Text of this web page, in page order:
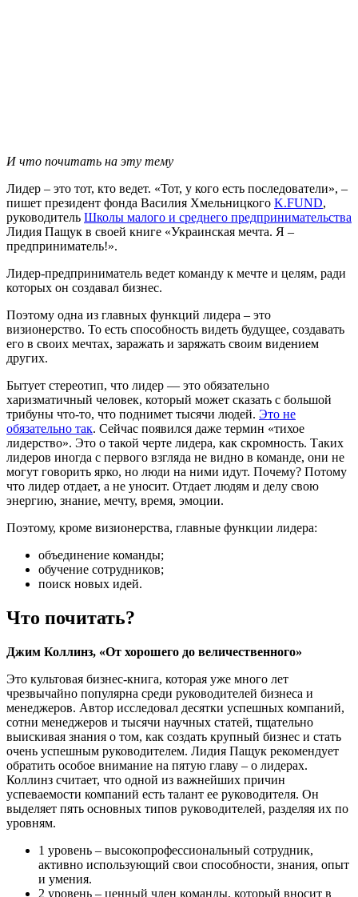
И что почитать на эту тему
Лидер – это тот, кто ведет. «Тот, у кого есть последователи», –
пишет президент фонда Василия Хмельницкого K.FUND,
руководитель Школы малого и среднего предпринимательства
Лидия Пащук в своей книге «Украинская мечта. Я –
предприниматель!».
Лидер-предприниматель ведет команду к мечте и целям, ради
которых он создавал бизнес.
Поэтому одна из главных функций лидера – это
визионерство. То есть способность видеть будущее, создавать
его в своих мечтах, заражать и заряжать своим видением
других.
Бытует стереотип, что лидер — это обязательно
харизматичный человек, который может сказать с большой
трибуны что-то, что поднимет тысячи людей. Это не
обязательно так. Сейчас появился даже термин «тихое
лидерство». Это о такой черте лидера, как скромность. Таких
лидеров иногда с первого взгляда не видно в команде, они не
могут говорить ярко, но люди на ними идут. Почему? Потому
что лидер отдает, а не уносит. Отдает людям и делу свою
энергию, знание, мечту, время, эмоции.
Поэтому, кроме визионерства, главные функции лидера:
объединение команды;
обучение сотрудников;
поиск новых идей.
Что почитать?
Джим Коллинз, «От хорошего до величественного»
Это культовая бизнес-книга, которая уже много лет
чрезвычайно популярна среди руководителей бизнеса и
менеджеров. Автор исследовал десятки успешных компаний,
сотни менеджеров и тысячи научных статей, тщательно
выискивая знания о том, как создать крупный бизнес и стать
очень успешным руководителем. Лидия Пащук рекомендует
обратить особое внимание на пятую главу – о лидерах.
Коллинз считает, что одной из важнейших причин
успеваемости компаний есть талант ее руководителя. Он
выделяет пять основных типов руководителей, разделяя их по
уровням.
1 уровень – высокопрофессиональный сотрудник,
активно использующий свои способности, знания, опыт
и умения.
2 уровень – ценный член команды, который вносит в